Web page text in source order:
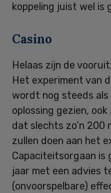
koppeling juist wel is
Casino
Helaas zijn de
Het experiment van
wordt nog steeds als
oplossing gezien,
dat slechts zo’n 200
zullen doen aan het
Capaciteitsorgaan is
jaar met een advies
(onvoorspelbare)